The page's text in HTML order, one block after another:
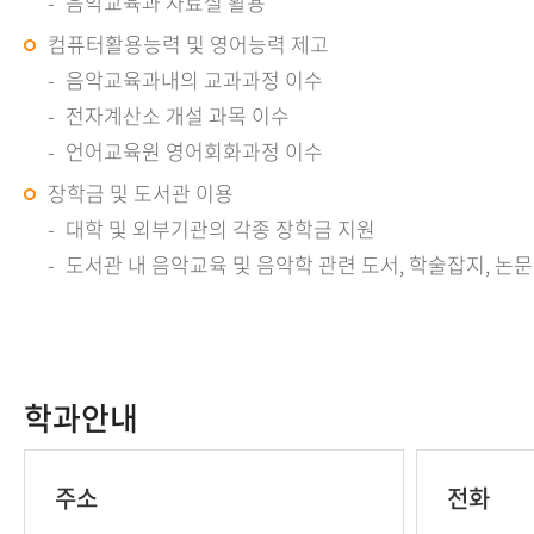
컴퓨터활용능력 및 영어능력 제고
음악교육과내의 교과과정 이수
전자계산소 개설 과목 이수
언어교육원 영어회화과정 이수
장학금 및 도서관 이용
대학 및 외부기관의 각종 장학금 지원
도서관 내 음악교육 및 음악학 관련 도서, 학술잡지, 논
학과안내
주소 전화